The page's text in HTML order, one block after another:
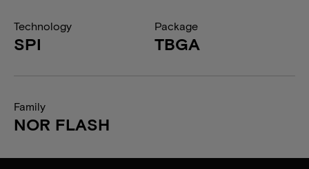
Technology
SPI
Package
TBGA
Family
NOR FLASH